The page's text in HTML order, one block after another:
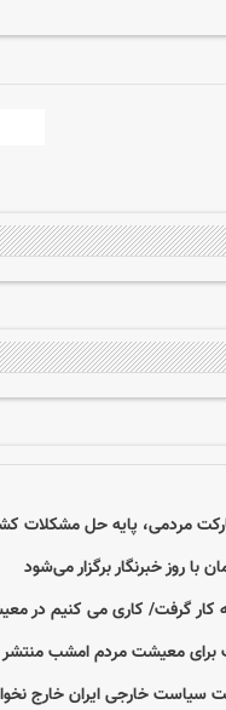
مردمی، پایه حل مشکلات
روز خبرنگار برگزار می‌شود
به کار گرفت/ کاری می کنیم
برای معیشت مردم امشب
سیاست خارجی ایران خارج